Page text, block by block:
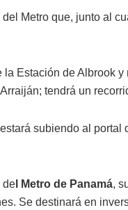
Metro que, junto al
la Estación de Albrook
tendrá un
subiendo al
de l Metro de Panamá,
Se destinará en